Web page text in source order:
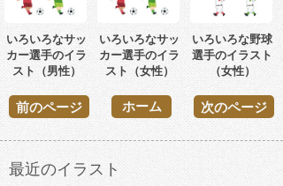
いろいろなサッ
カー選手のイラ
スト（男性）
いろいろなサッ
カー選手のイラ
スト（女性）
いろいろな野球
選手のイラスト
（女性）
前のページ 次のページ
ホーム
最近のイラスト